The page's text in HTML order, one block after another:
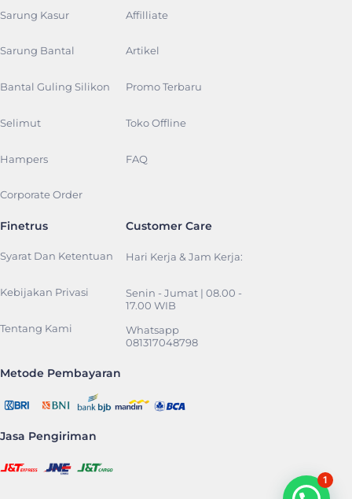
Sarung Kasur
Sarung Bantal
Bantal Guling Silikon
Selimut
Hampers
Corporate Order
Affilliate
Artikel
Promo Terbaru
Toko Offline
FAQ
Finetrus
Syarat Dan Ketentuan
Kebijakan Privasi
Tentang Kami
Customer Care
Hari Kerja & Jam Kerja:
Senin - Jumat | 08.00 -
17.00 WIB
Whatsapp
081317048798
Metode Pembayaran
Jasa Pengiriman
1